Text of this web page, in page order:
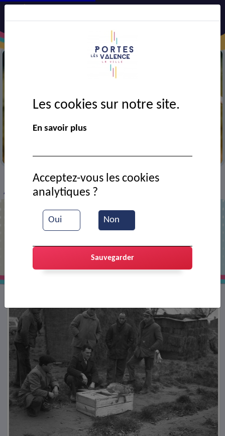
> VIE MUNICIPALE > Ressources documentaires
ACCA
Les cookies sur notre site.
En savoir plus
Oui Non
Acceptez-vous les cookies
analytiques ?
Sauvegarder